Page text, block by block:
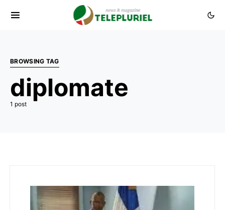
BROWSING TAG
diplomate
1 post